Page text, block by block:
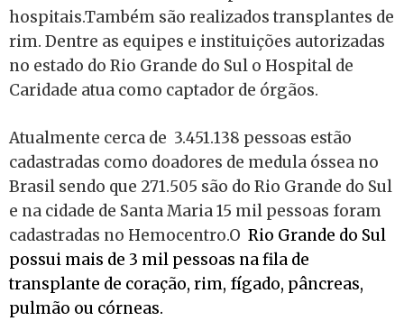
hospitais.Também são realizados transplantes de
rim. Dentre as equipes e instituições autorizadas
no estado do Rio Grande do Sul o Hospital de
Caridade atua como captador de órgãos.
Atualmente cerca de 3.451.138 pessoas estão
cadastradas como doadores de medula óssea no
Brasil sendo que 271.505 são do Rio Grande do Sul
e na cidade de Santa Maria 15 mil pessoas foram
cadastradas no Hemocentro.O Rio Grande do Sul
possui mais de 3 mil pessoas na fila de
transplante de coração, rim, fígado, pâncreas,
pulmão ou córneas.